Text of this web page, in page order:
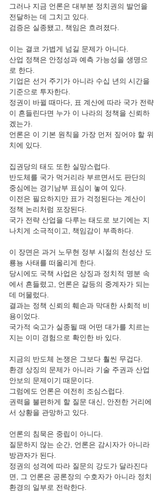
그러나 지금 언론은 대부분 정치권의 발언을
전달하는 데 그치고 있다.
검증은 실종됐고, 책임은 흐려졌다.
이는 결코 가볍게 넘길 문제가 아니다.
산업 정책은 안정성과 예측 가능성을 생명으
로 한다.
기업은 선거 주기가 아니라 수십 년의 시간을
기준으로 투자한다.
정권이 바뀔 때마다, 표 계산에 따라 국가 전략
이 흔들린다면 누가 이 나라의 정책을 신뢰하
겠는가.
언론은 이 기본 원칙을 가장 먼저 짚어야 할 위
치에 있다.
집권당의 태도 또한 실망스럽다.
반도체를 국가 먹거리라 부르면서도 판단의
중심에는 경기남부 표심이 놓여 있다.
이전은 필요하지만 표가 걱정된다는 계산이
정책 논리처럼 포장된다.
국가 전략 산업을 다루는 태도로 보기에는 지
나치게 소극적이고, 책임감이 부족하다.
이 장면은 과거 노무현 정부 시절의 천성산 도
룡뇽 사태를 떠올리게 한다.
당시에도 국책 사업은 상징과 정치적 명분 속
에서 흔들렸고, 언론은 갈등의 중계자가 되는
데 머물렀다.
결과는 정책 신뢰의 훼손과 막대한 사회적 비
용이었다.
국가적 숙고가 실종될 때 어떤 대가를 치르는
지는 이미 경험으로 확인한 바 있다.
지금의 반도체 논쟁은 그보다 훨씬 무겁다.
환경 상징의 문제가 아니라 기술 주권과 산업
안보의 문제이기 때문이다.
그럼에도 언론은 여전히 조심스럽다.
권력을 불편하게 할 질문 대신, 안전한 거리에
서 상황을 관망하고 있다.
언론의 침묵은 중립이 아니다.
질문하지 않는 순간, 언론은 감시자가 아니라
방관자가 된다.
정권의 성격에 따라 질문의 강도가 달라진다
면, 그 언론은 공론장의 수호자가 아니라 정치
환경의 일부로 전락한다.